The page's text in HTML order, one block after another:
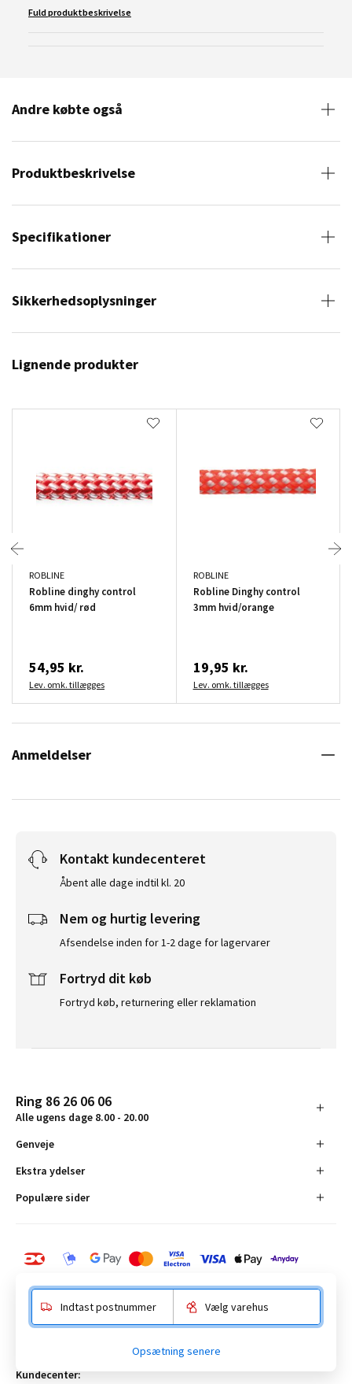
Fuld produktbeskrivelse
Andre købte også
Produktbeskrivelse
Specifikationer
Sikkerhedsoplysninger
Lignende produkter
ROBLINE
Robline dinghy control
6mm hvid/ rød
54,95 kr.
Lev. omk. tillægges
ROBLINE
Robline Dinghy control
3mm hvid/orange
19,95 kr.
Lev. omk. tillægges
Anmeldelser
Kontakt kundecenteret
Åbent alle dage indtil kl. 20
Nem og hurtig levering
Afsendelse inden for 1-2 dage for lagervarer
Fortryd dit køb
Fortryd køb, returnering eller reklamation
Ring 86 26 06 06
Alle ugens dage 8.00 - 20.00
Genveje
Ekstra ydelser
Populære sider
Anelystparken 16, 8381 Tilst. CVR-nummer 19555305
Kundecenter:
Indtast postnummer Vælg varehus
Opsætning senere